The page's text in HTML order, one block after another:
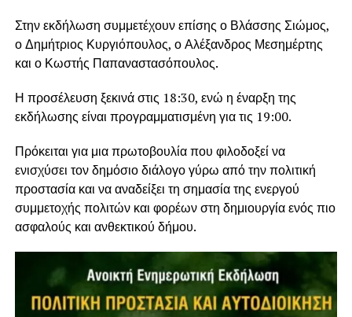
Στην εκδήλωση συμμετέχουν επίσης ο Βλάσσης Σιώμος,
ο Δημήτριος Κυργιόπουλος, ο Αλέξανδρος Μεσημέρτης
και ο Κωστής Παπαναστασόπουλος.
Η προσέλευση ξεκινά στις 18:30, ενώ η έναρξη της
εκδήλωσης είναι προγραμματισμένη για τις 19:00.
Πρόκειται για μια πρωτοβουλία που φιλοδοξεί να
ενισχύσει τον δημόσιο διάλογο γύρω από την πολιτική
προστασία και να αναδείξει τη σημασία της ενεργού
συμμετοχής πολιτών και φορέων στη δημιουργία ενός πιο
ασφαλούς και ανθεκτικού δήμου.